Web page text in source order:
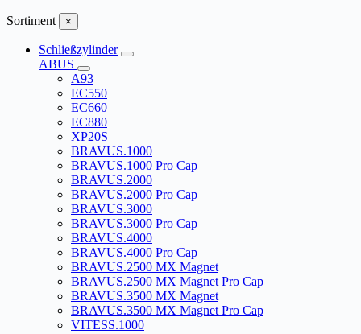
Sortiment ×
Schließzylinder
ABUS
A93
EC550
EC660
EC880
XP20S
BRAVUS.1000
BRAVUS.1000 Pro Cap
BRAVUS.2000
BRAVUS.2000 Pro Cap
BRAVUS.3000
BRAVUS.3000 Pro Cap
BRAVUS.4000
BRAVUS.4000 Pro Cap
BRAVUS.2500 MX Magnet
BRAVUS.2500 MX Magnet Pro Cap
BRAVUS.3500 MX Magnet
BRAVUS.3500 MX Magnet Pro Cap
VITESS.1000